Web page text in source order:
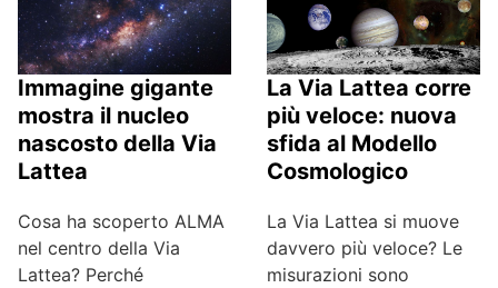
Immagine gigante
mostra il nucleo
nascosto della Via
Lattea
Cosa ha scoperto ALMA
nel centro della Via
Lattea? Perché
La Via Lattea corre
più veloce: nuova
sfida al Modello
Cosmologico
La Via Lattea si muove
davvero più veloce? Le
misurazioni sono